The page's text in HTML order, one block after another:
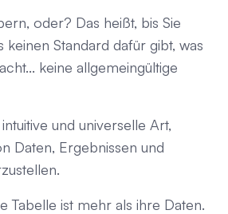
oder? Das heißt, bis Sie
keinen Standard dafür gibt, was
keine allgemeingültige
und universelle Art,
Daten, Ergebnissen und
Tabelle ist mehr als ihre Daten.